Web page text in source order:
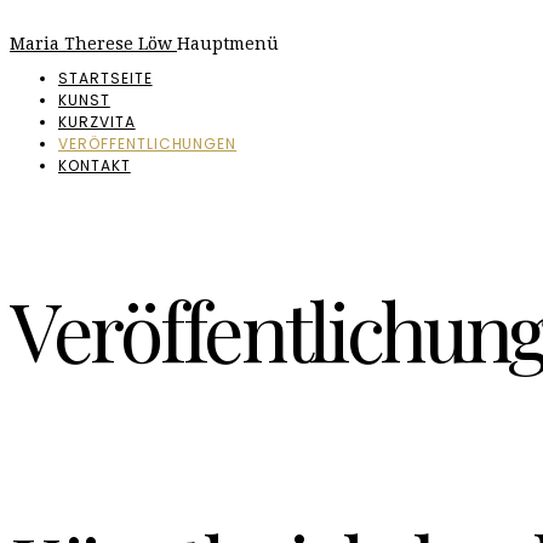
Maria Therese Löw Hauptmenü
STARTSEITE
KUNST
KURZVITA
VERÖFFENTLICHUNGEN
KONTAKT